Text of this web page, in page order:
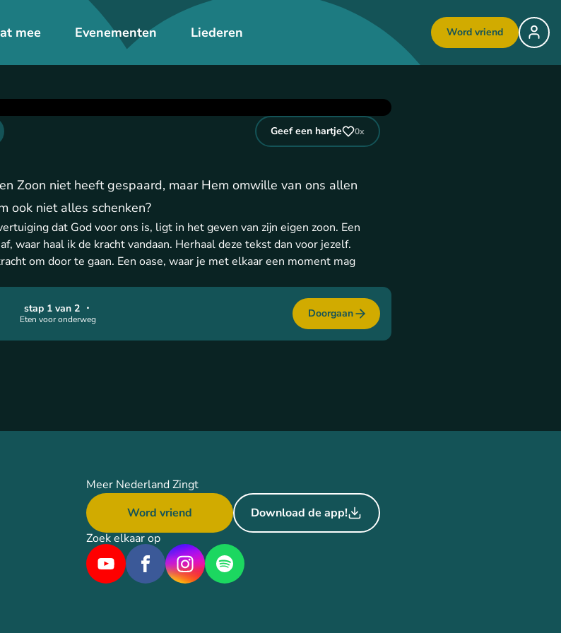
mee Evenementen Liederen Word vriend
Eten voor onderweg
stap 1 van 2・ Doorgaan
Geef een hartje 0x
Zoon niet heeft gespaard, maar Hem omwille van ons allen
ook niet alles schenken?
dat God voor ons is, ligt in het geven van zijn eigen zoon. Een
waar haal ik de kracht vandaan. Herhaal deze tekst dan voor jezelf.
om door te gaan. Een oase, waar je met elkaar een moment mag
Meer Nederland Zingt
Word vriend
Download de app!
Zoek elkaar op